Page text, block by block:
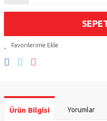
Ürün Bilgisi Yorumlar